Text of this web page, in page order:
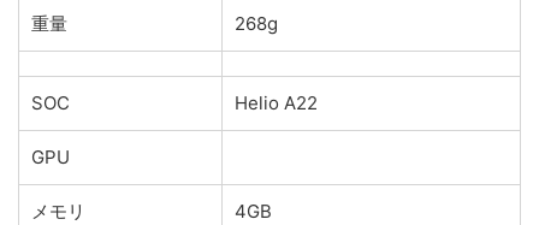
重量 268g
SOC Helio A22
GPU
メモリ 4GB